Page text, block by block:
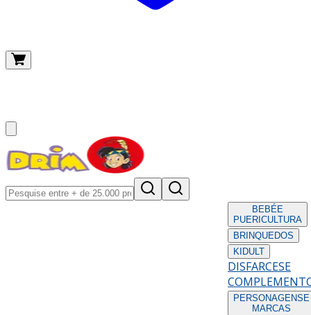
BEBÉE
PUERICULTURA
BRINQUEDOS
KIDULT
DISFARCESE
PERSONAGENS E
MARCAS